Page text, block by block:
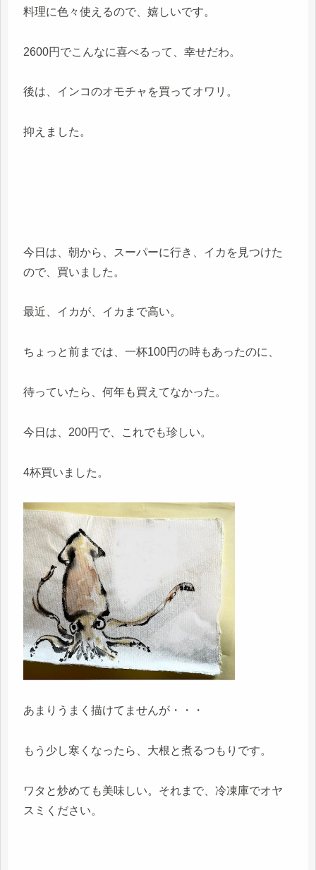
料理に色々使えるので、嬉しいです。
2600円でこんなに喜べるって、幸せだわ。
後は、インコのオモチャを買ってオワリ。
抑えました。
今日は、朝から、スーパーに行き、イカを見つけた
ので、買いました。
最近、イカが、イカまで高い。
ちょっと前までは、一杯100円の時もあったのに、
待っていたら、何年も買えてなかった。
今日は、200円で、これでも珍しい。
4杯買いました。
あまりうまく描けてませんが・・・
もう少し寒くなったら、大根と煮るつもりです。
ワタと炒めても美味しい。それまで、冷凍庫でオヤ
スミください。